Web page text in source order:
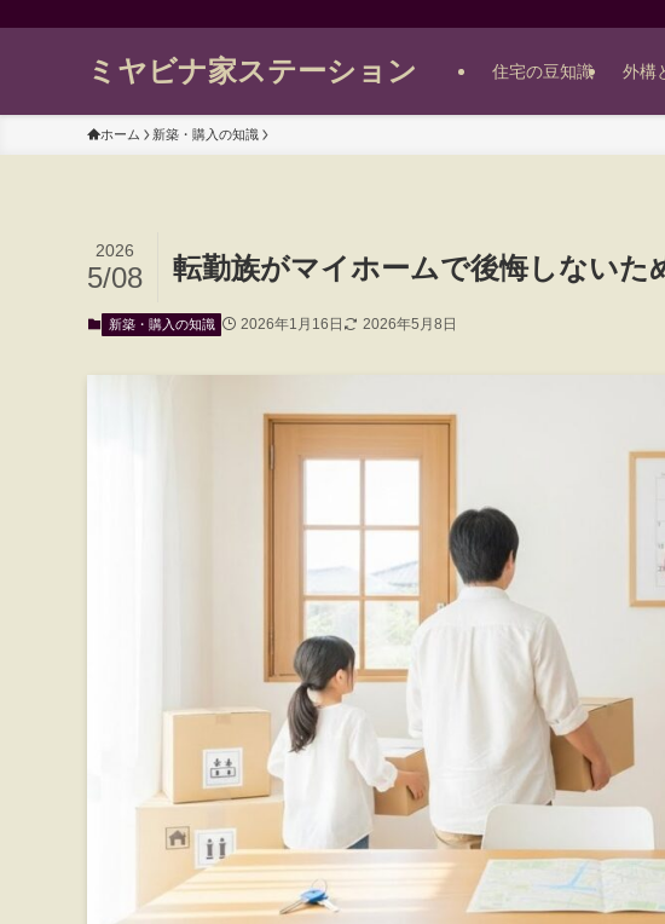
ミヤビナ家ステーション 住宅の豆知識 外構
ホーム 新築・購入の知識
転勤族がマイホームで後悔しないた
2026
5/08
新築・購入の知識 2026年1月16日 2026年5月8日